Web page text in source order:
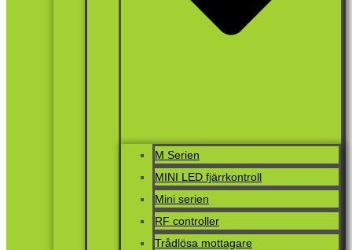
M Serien
MINI LED fjärrkontroll
Mini serien
RF controller
Trådlösa mottagare